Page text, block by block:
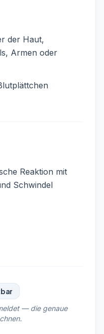
der Haut,
Armen oder
Reaktion mit
Schwindel
— die genaue